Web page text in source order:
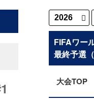
FIFAワー
最終予選
大会TOP